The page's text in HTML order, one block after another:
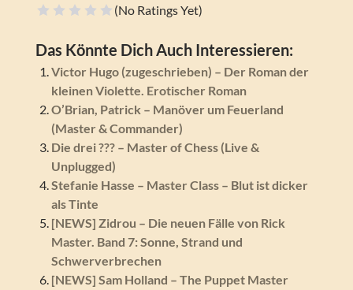
(No Ratings Yet)
Das Könnte Dich Auch Interessieren:
Victor Hugo (zugeschrieben) – Der Roman der
kleinen Violette. Erotischer Roman
O’Brian, Patrick – Manöver um Feuerland
(Master & Commander)
Die drei ??? – Master of Chess (Live &
Unplugged)
Stefanie Hasse – Master Class – Blut ist dicker
als Tinte
[NEWS] Zidrou – Die neuen Fälle von Rick
Master. Band 7: Sonne, Strand und
Schwerverbrechen
[NEWS] Sam Holland – The Puppet Master